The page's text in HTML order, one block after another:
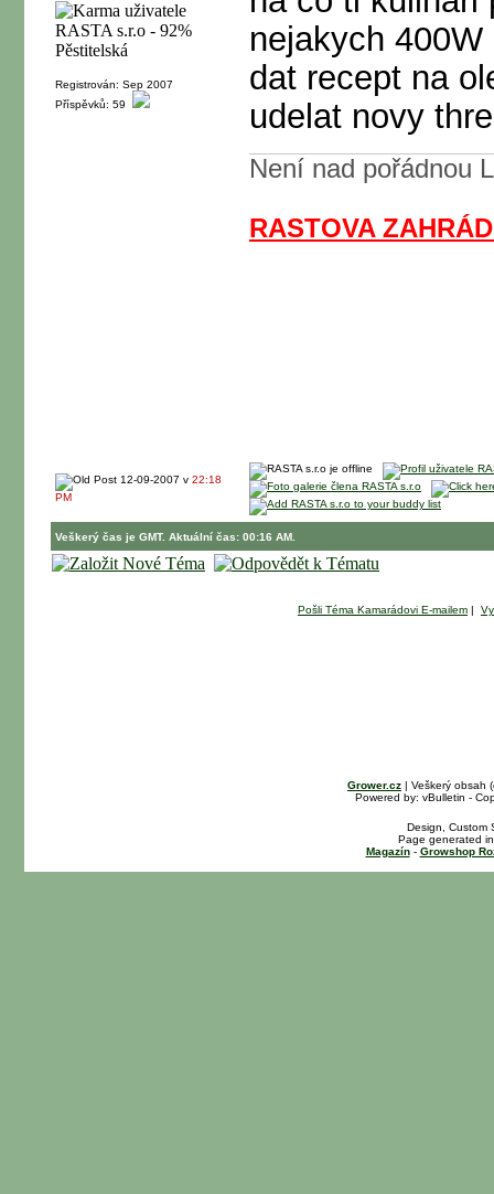
Registrován: Sep 2007
Příspěvků: 59
nejakych
dat recept na
udelat novy
Není nad pořádnou
RASTOVA
12-09-2007 v 22:18
PM
Veškerý čas je GMT. Aktuální čas: 00:16 AM.
Pošli Téma Kamarádovi E-mailem |
Grower.cz | Veškerý obsah
Powered by: vBulletin -
Design, Custom
Page generated
Magazín- Growshop